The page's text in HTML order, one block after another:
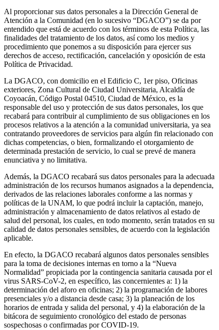
Al proporcionar sus datos personales a la Dirección General de
Atención a la Comunidad (en lo sucesivo “DGACO”) se da por
entendido que está de acuerdo con los términos de esta Política, las
finalidades del tratamiento de los datos, así como los medios y
procedimiento que ponemos a su disposición para ejercer sus
derechos de acceso, rectificación, cancelación y oposición de esta
Política de Privacidad.
La DGACO, con domicilio en el Edificio C, 1er piso, Oficinas
exteriores, Zona Cultural de Ciudad Universitaria, Alcaldía de
Coyoacán, Código Postal 04510, Ciudad de México, es la
responsable del uso y protección de sus datos personales, los que
recabará para contribuir al cumplimiento de sus obligaciones en los
procesos relativos a la atención a la comunidad universitaria, ya sea
contratando proveedores de servicios para algún fin relacionado con
dichas competencias, o bien, formalizando el otorgamiento de
determinada prestación de servicio, lo cual se prevé de manera
enunciativa y no limitativa.
Además, la DGACO recabará sus datos personales para la adecuada
administración de los recursos humanos asignados a la dependencia,
derivados de las relaciones laborales conforme a las normas y
políticas de la UNAM, lo que podrá incluir la captación, manejo,
administración y almacenamiento de datos relativos al estado de
salud del personal, los cuales, en todo momento, serán tratados en su
calidad de datos personales sensibles, de acuerdo con la legislación
aplicable.
En efecto, la DGACO recabará algunos datos personales sensibles
para la toma de decisiones internas en torno a la “Nueva
Normalidad” propiciada por la contingencia sanitaria causada por el
virus SARS-CoV-2, en específico, las concernientes a: 1) la
determinación del aforo en oficinas; 2) la programación de labores
presenciales y/o a distancia desde casa; 3) la planeación de los
horarios de entrada y salida del personal, y 4) la elaboración de la
bitácora de seguimiento cronológico del estado de personas
sospechosas o confirmadas por COVID-19.